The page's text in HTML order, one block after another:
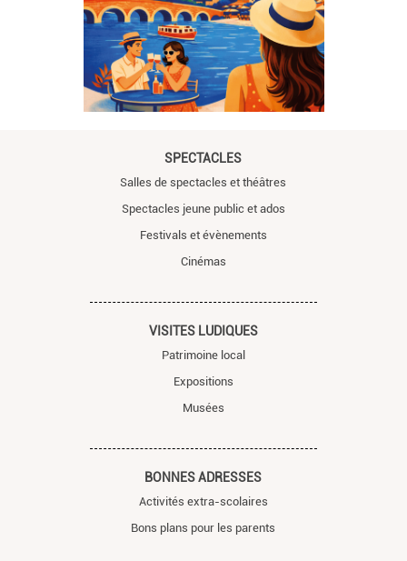
SPECTACLES
Salles de spectacles et théâtres
Spectacles jeune public et ados
Festivals et évènements
Cinémas
VISITES LUDIQUES
Patrimoine local
Expositions
Musées
BONNES ADRESSES
Activités extra-scolaires
Bons plans pour les parents